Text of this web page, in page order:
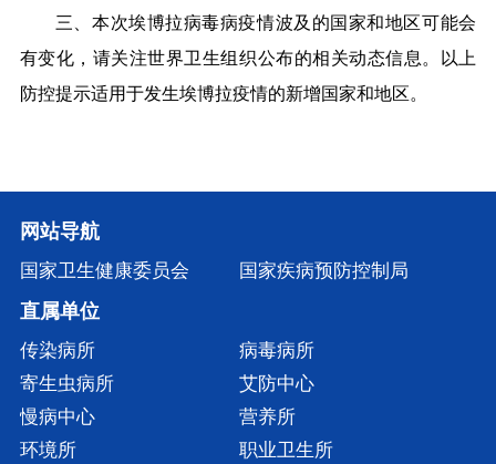
三、本次埃博拉病毒病疫情波及的国家和地区可能会
有变化，请关注世界卫生组织公布的相关动态信息。以上
防控提示适用于发生埃博拉疫情的新增国家和地区。
网站导航
国家卫生健康委员会 国家疾病预防控制局
直属单位
传染病所
病毒病所
寄生虫病所
艾防中心
慢病中心
营养所
环境所
职业卫生所